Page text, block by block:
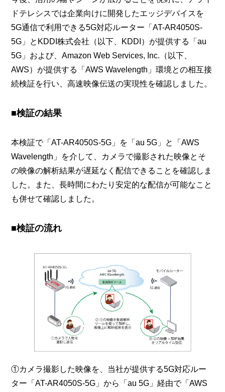
ドテレシスでは企業向けに開発したエッジデバイスを
5G通信で利用できる5G対応ルーター「AT-AR4050S-
5G」とKDDI株式会社（以下、KDDI）が提供する「au
5G」および、Amazon Web Services, Inc.（以下、
AWS）が提供する「AWS Wavelength」環境との相互接
続検証を行い、高速映像伝送の実現性を確認しました。
■検証の結果
本検証で「AT-AR4050S-5G」を「au 5G」と「AWS
Wavelength」を介して、カメラで撮影された映像とそ
の映像の解析結果が遅延なく配信できることを確認しま
した。また、長時間にわたり安定的な配信が可能なこと
も併せて確認しました。
■検証の流れ
①カメラ撮影した映像を、当社が提供する5G対応ルー
ター「AT-AR4050S-5G」から「au 5G」経由で「AWS